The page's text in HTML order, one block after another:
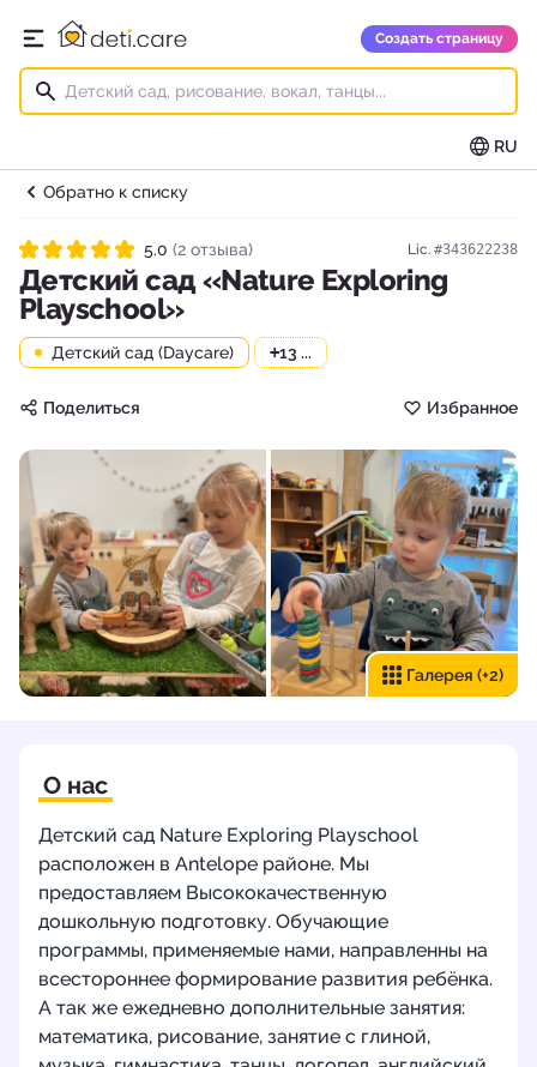
Открыть главное меню
deti.care Создать страницу
RU
Обратно к списку
Рейтинг 5.0 из 5
5.0 (2 отзыва) Lic. #343622238
Детский сад «Nature Exploring
Playschool»
Детский сад (Daycare) +13 ...
Поделиться Избранное
Галерея (+2)
О нас
Детский сад Nature Exploring Playschool
расположен в Antelope районе. Мы
предоставляем Высококачественную
дошкольную подготовку. Обучающие
программы, применяемые нами, направленны на
всестороннее формирование развития ребёнка.
А так же ежедневно дополнительные занятия:
математика, рисование, занятие с глиной,